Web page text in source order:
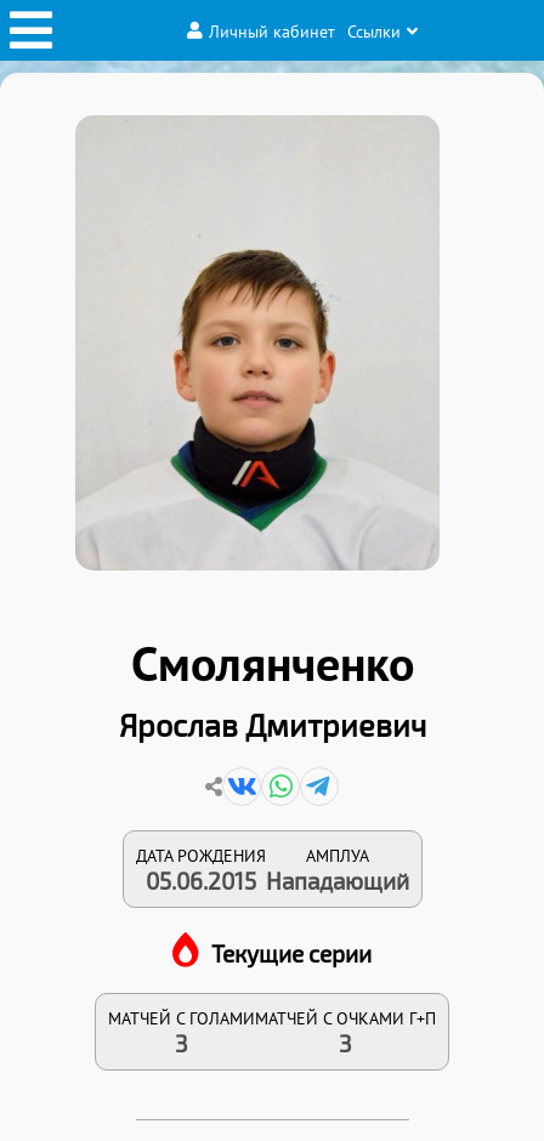
Личный кабинет Ссылки
Смолянченко
Ярослав Дмитриевич
ДАТА РОЖДЕНИЯ
05.06.2015
АМПЛУА
Нападающий
Текущие серии
МАТЧЕЙ С ГОЛАМИ
3
МАТЧЕЙ С ОЧКАМИ Г+П
3